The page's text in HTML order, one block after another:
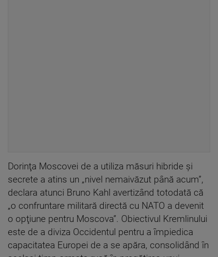
Dorinţa Moscovei de a utiliza măsuri hibride şi
secrete a atins un „nivel nemaivăzut până acum”,
declara atunci Bruno Kahl avertizând totodată că
„o confruntare militară directă cu NATO a devenit
o opţiune pentru Moscova”. Obiectivul Kremlinului
este de a diviza Occidentul pentru a împiedica
capacitatea Europei de a se apăra, consolidând în